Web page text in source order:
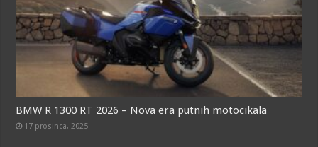
BMW R 1300 RT 2026 – Nova era putnih motocikala
17 prosinca, 2025